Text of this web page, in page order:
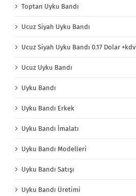
Toptan Uyku Bandı
Ucuz Siyah Uyku Bandı
Ucuz Siyah Uyku Bandı 0.17 Dolar +kdv
Ucuz Uyku Bandı
Uyku Bandı
Uyku Bandı Erkek
Uyku Bandı İmalatı
Uyku Bandı Modelleri
Uyku Bandı Satışı
Uyku Bandı Üretimi